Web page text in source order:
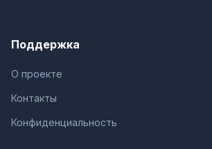
Поддержка
О проекте
Контакты
Конфиденциальность